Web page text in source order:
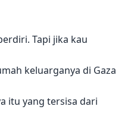
Tapi jika kau
keluarganya di Gaza
itu yang tersisa dari